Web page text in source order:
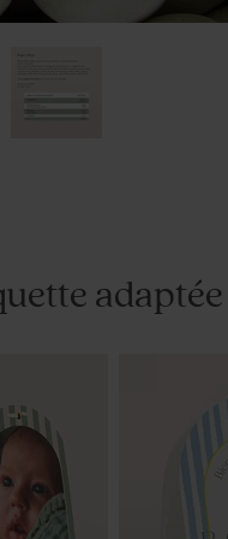
adaptée